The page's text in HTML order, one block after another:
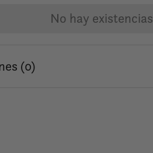
No hay existencias
(0)